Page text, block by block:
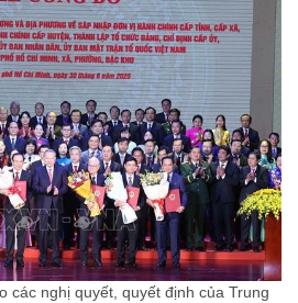
các nghị quyết, quyết định của Trung